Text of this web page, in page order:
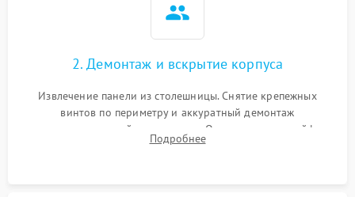
2. Демонтаж и вскрытие корпуса
Извлечение панели из столешницы. Снятие крепежных
винтов по периметру и аккуратный демонтаж
стеклокерамической поверхности. Отсоединение шлейфов
сенсорного блока для доступа к силовым платам, катушкам
Подробнее